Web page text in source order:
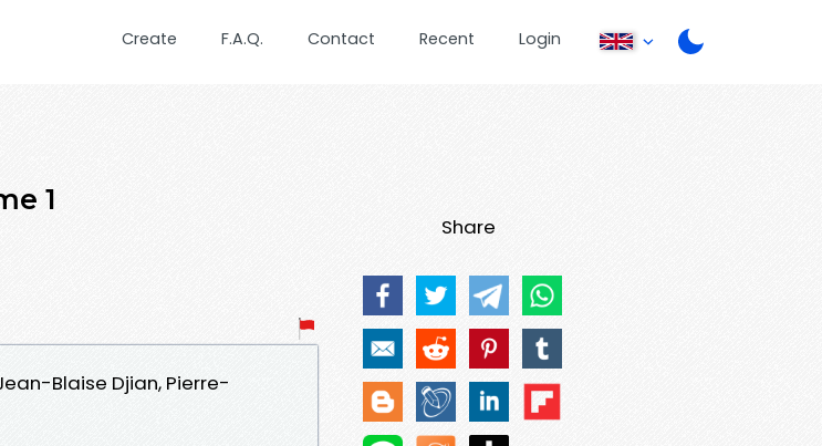
Create F.A.Q. Contact Recent Login
1
Blaise Djian, Pierre-
Share